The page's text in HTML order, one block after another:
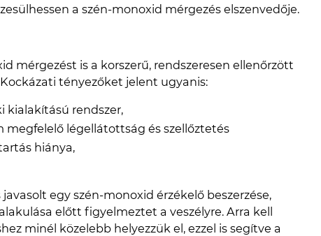
a szén-monoxid mérgezés elszenvedője.
mérgezést is a korszerű, rendszeresen ellenőrzött
tényezőket jelent ugyanis:
kialakítású rendszer,
légellátottság és szellőztetés
hiánya,
egy szén-monoxid érzékelő beszerzése,
előtt figyelmeztet a veszélyre. Arra kell
minél közelebb helyezzük el, ezzel is segítve a